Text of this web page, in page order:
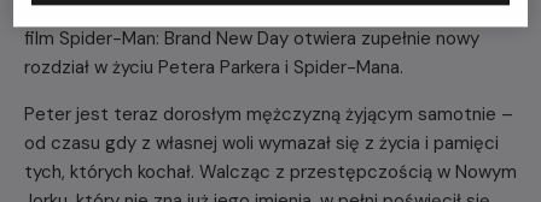
Po światowym sukcesie Spider-Man: Bez drogi do domu,
film Spider-Man: Brand New Day otwiera zupełnie nowy
rozdział w życiu Petera Parkera i Spider-Mana.
Peter jest teraz dorosłym mężczyzną żyjącym samotnie –
od czasu gdy z własnej woli wymazał się z życia i pamięci
tych, których kochał. Walcząc z przestępczością w Nowym